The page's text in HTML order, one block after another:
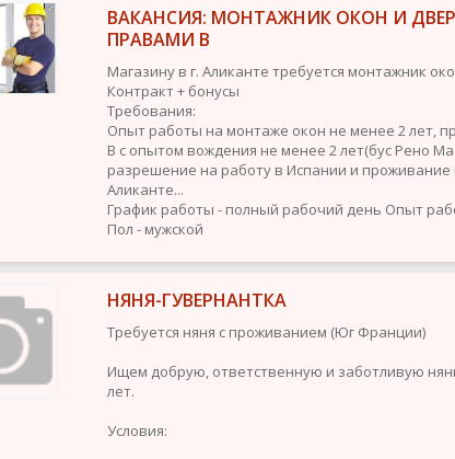
ВАКАНСИЯ: МОНТАЖНИК ОКОН И
ПРАВАМИ B
Магазину в г. Аликанте требуется монтажник
Контракт + бонусы
Требования:
Опыт работы на монтаже окон не менее 2 лет,
В с опытом вождения не менее 2 лет(бус Рено
разрешение на работу в Испании и проживание
Аликанте...
График работы - полный рабочий день Опыт
Пол - мужской
НЯНЯ-ГУВЕРНАНТКА
Требуется няня с проживанием (Юг Франции)
Ищем добрую, ответственную и заботливую
лет.
Условия: